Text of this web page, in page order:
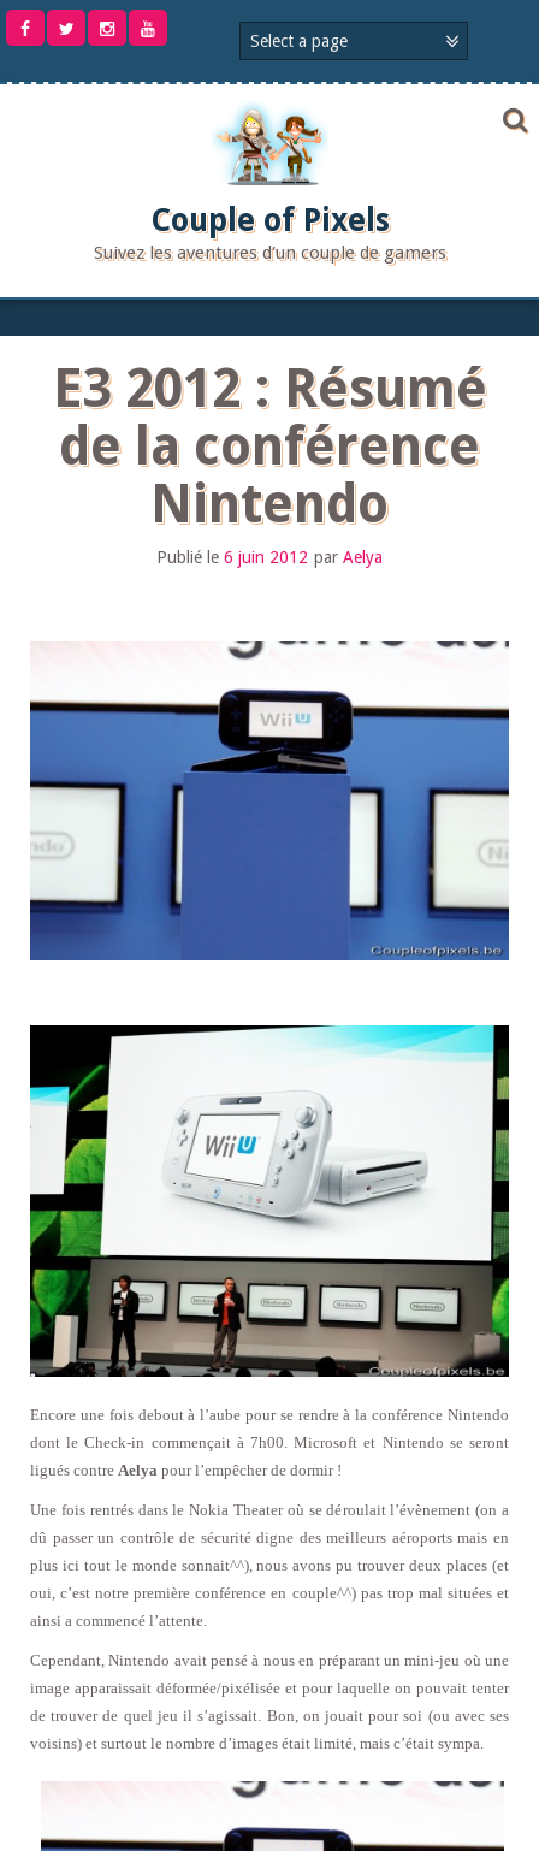
Aller
Couple of Pixels
Suivez les aventures d'un couple de gamers
E3 2012 : Résumé
de la conférence
Nintendo
Publié le 6 juin 2012 par Aelya
Encore une fois debout à l’aube pour se rendre à la conférence Nintendo
dont le Check-in commençait à 7h00. Microsoft et Nintendo se seront
ligués contre Aelya pour l’empêcher de dormir !
Une fois rentrés dans le Nokia Theater où se déroulait l’évènement (on a
dû passer un contrôle de sécurité digne des meilleurs aéroports mais en
plus ici tout le monde sonnait^^), nous avons pu trouver deux places (et
oui, c’est notre première conférence en couple^^) pas trop mal situées et
ainsi a commencé l’attente.
Cependant, Nintendo avait pensé à nous en préparant un mini-jeu où une
image apparaissait déformée/pixélisée et pour laquelle on pouvait tenter
de trouver de quel jeu il s’agissait. Bon, on jouait pour soi (ou avec ses
voisins) et surtout le nombre d’images était limité, mais c’était sympa.